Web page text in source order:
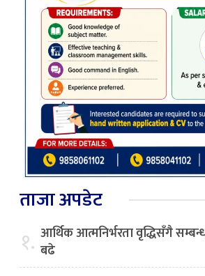
ताजा अपडेट
१. आर्थिक आत्मनिर्भरता वृद्धिसँगै
बढे